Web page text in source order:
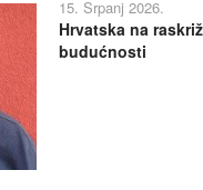
15. Srpanj 2026.
Hrvatska na
budućnosti